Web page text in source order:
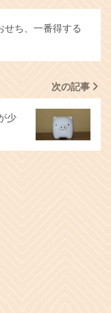
せち、一番得する
次の記事
少